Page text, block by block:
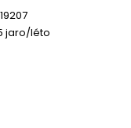
jaro/léto